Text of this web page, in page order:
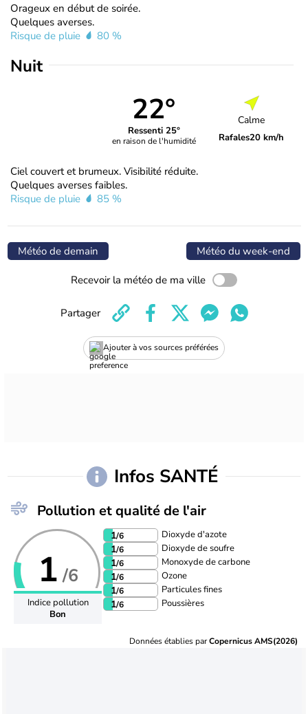
Orageux en début de soirée.
Quelques averses.
Risque de pluie
80 %
Nuit
22°
Ressenti 25°
en raison de l'humidité
Calme
Rafales20 km/h
Ciel couvert et brumeux. Visibilité réduite.
Quelques averses faibles.
Risque de pluie
85 %
Météo de demain Météo du week-end
Recevoir la météo de ma ville
Ajouter à vos sources préférées
Partager
Infos SANTÉ
Pollution et qualité de l'air
1 /6
Indice pollution
Bon
1/6 Dioxyde d'azote
1/6 Dioxyde de soufre
1/6 Monoxyde de carbone
1/6 Ozone
1/6 Particules fines
1/6 Poussières
Données établies parCopernicus AMS(2026)